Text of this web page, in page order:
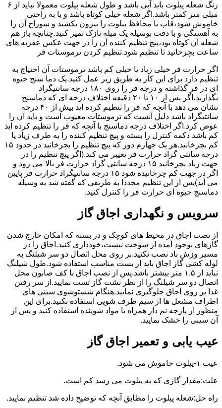
رنگ شعله پیلوت باید آبی باشد و طول شعله پیلوت معمولا نباید از ۶
میلی متر کمتر باشد.اگر شعله خیلی کوتاه باشد و یا به راحتی
خاموش شود،قاب یا محافظ پیلوت را بیرون بکشید و سوراخ آن را
به آهستگی و با دقت بوسیله یک میله نازک تمیز کنید.چنانچه باز هم
شعله آن کوتاه بود،پیچ تنظیم کننده آن را در جهت عکس عقربه های
ساعت بچرخانید تا تنظیم شود.تنظیم کردن ترموستات فر
اگر حرارت فر خیلی زیاد یا خیلی کم باشد ترموستات آن احتیاج به
تنظیم دارد برای این کار به طریق زیر عمل کنید.یک دما سنج جیوه
ای در فر گذاشته و درجه فر را روی ۱۸۰ درجه سانتیگراد
بگذارید،اگر پس از ۱۰ تا ۲۰ دقیقه اختلاف درجه ای که دماسنج
نشان می دهد با آنچه که فر را تنظیم کرده اید بیش از ۴۰ درجه
سانتیگراد باشد دلیل آنست که ترموستات معیوب است و باید آن را
عوض کرد.اگر اختلاف درجه دماسنج با آنچه که فر را تنظیم کرده اید
کم باشد دکمه کنترل را بسته و پیچ تنظیم کننده را به طرف زیاد یا
کم بچرخانید.هر یک چهارم دور که پیچ تنظیم را بچرخانید در حدود ۱۵
درجه سانتی گراد حرارت فر تغییر می کند.(اگر پیچ تنظیم را در
جهت زیاد بچرخانید ۱۵ درجه سانتی گراد حرارت فر بالا می رود و
اگر در جهت کم چرخانیده شود ۱۵ درجه سانتیگراد حرارت فر پایین
می آید)پس از این تنظیم مجددا به طریقی که گفته شد به وسیله
دماسنج جیوه ای حرارت فر را کنترل کنید.
سرویس و نگهداری اجاق گاز
از نصب اجاق در محیط های کوچک و در بسته که امکان خارج شدن
گازهای بوجود آمده از سوخت نیست،خودداری کنید.اجاق را در
مسیر وزش باد نصب نکنید.بر روی محل اتصال دو سر شیلنگ به
لوله کشی گاز اجاق باید از بست مناسب استفاده شود.طول شیلنگ
نباید از ۱.۵ متر بیشتر باشد.پس از نصب اجاق با کف صابون محل
اتصال دو سر شیلنگ را از نظر نشت گاز تست نمایید.از سر رفتن
غذا بر روی اجاق جلوگیری نمایید.هنگام شستوشوی سینی های
اطراف مشعل ها از سیم ظرف شویی استفاده نکنید.برای این
منظور از پارچه نم دار همراه با مواد شوینده استفاده کنید و پس از
آن سینی را خشک نمایید.
عیب یابی و تعمیر اجاق گاز
عیب ۱-پیلوت خاموش می شود.
علت:مقدار گازی که به پیلوت می رسد کم است.
راه حل:شعله پیلوت را مطابق آنچه که توضیح داده شد تنظیم نمایید.